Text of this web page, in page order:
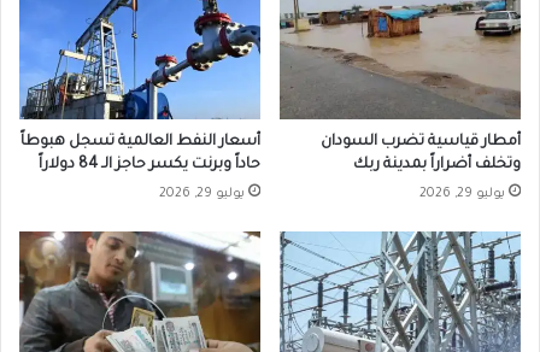
أمطار قياسية تضرب السودان
وتخلف أضراراً بمدينة ربك
يوليو 29, 2026
أسعار النفط العالمية تسجل هبوطاً
حاداً وبرنت يكسر حاجز الـ 84 دولاراً
يوليو 29, 2026